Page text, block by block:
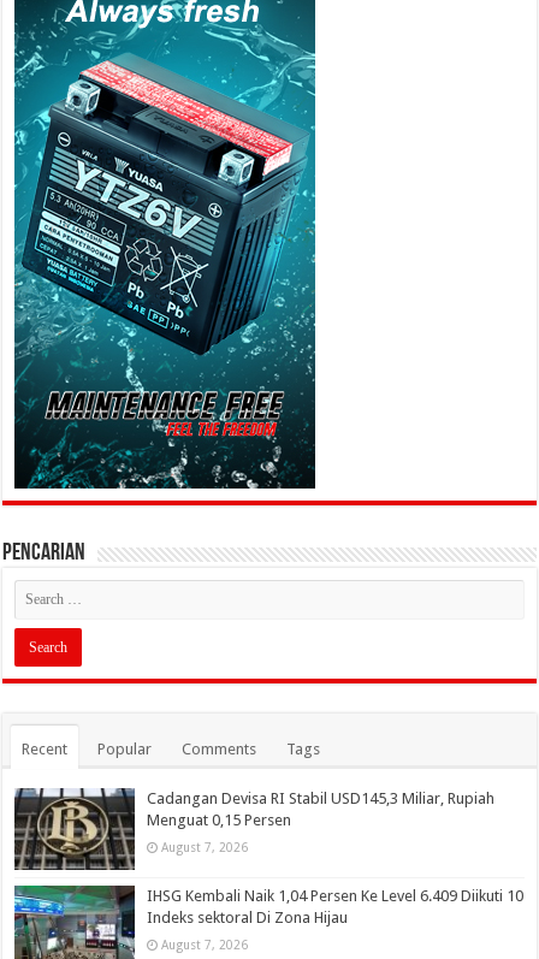
PENCARIAN
Recent Popular Comments Tags
Cadangan Devisa RI Stabil USD145,3 Miliar, Rupiah
Menguat 0,15 Persen
August 7, 2026
IHSG Kembali Naik 1,04 Persen Ke Level 6.409 Diikuti 10
Indeks sektoral Di Zona Hijau
August 7, 2026